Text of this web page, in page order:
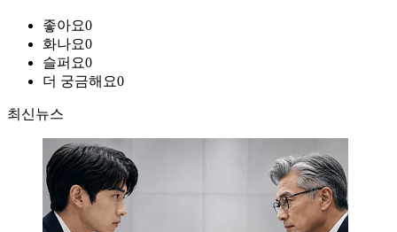
좋아요0
화나요0
슬퍼요0
더 궁금해요0
최신뉴스